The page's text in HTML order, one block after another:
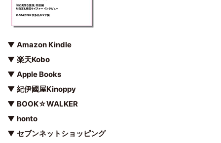
▼ Amazon Kindle
▼ 楽天Kobo
▼ Apple Books
▼ 紀伊國屋Kinoppy
▼ BOOK☆WALKER
▼ honto
▼ セブンネットショッピング